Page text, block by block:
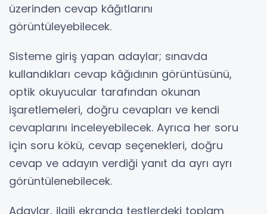
üzerinden cevap kâğıtlarını
görüntüleyebilecek.
Sisteme giriş yapan adaylar; sınavda
kullandıkları cevap kâğıdının görüntüsünü,
optik okuyucular tarafından okunan
işaretlemeleri, doğru cevapları ve kendi
cevaplarını inceleyebilecek. Ayrıca her soru
için soru kökü, cevap seçenekleri, doğru
cevap ve adayın verdiği yanıt da ayrı ayrı
görüntülenebilecek.
Adaylar, ilgili ekranda testlerdeki toplam